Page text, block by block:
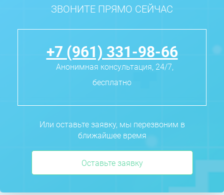
ЗВОНИТЕ ПРЯМО СЕЙЧАС
+7 (961) 331-98-66
Анонимная консультация, 24/7,
бесплатно
Или оставьте заявку, мы перезвоним в
ближайшее время
Оставьте заявку